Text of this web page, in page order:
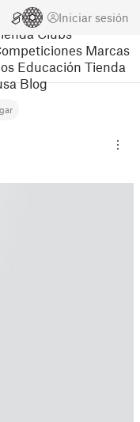
Iniciar sesión
Clubs
Marcas
Educación Tienda
Blog